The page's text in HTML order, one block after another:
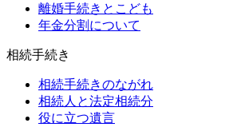
離婚手続きとこども
年金分割について
相続手続き
相続手続きのながれ
相続人と法定相続分
役に立つ遺言